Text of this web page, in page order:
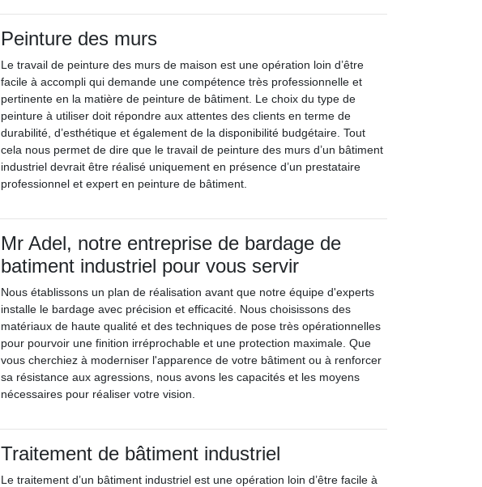
Peinture des murs
Le travail de peinture des murs de maison est une opération loin d’être
facile à accompli qui demande une compétence très professionnelle et
pertinente en la matière de peinture de bâtiment. Le choix du type de
peinture à utiliser doit répondre aux attentes des clients en terme de
durabilité, d’esthétique et également de la disponibilité budgétaire. Tout
cela nous permet de dire que le travail de peinture des murs d’un bâtiment
industriel devrait être réalisé uniquement en présence d’un prestataire
professionnel et expert en peinture de bâtiment.
Mr Adel, notre entreprise de bardage de
batiment industriel pour vous servir
Nous établissons un plan de réalisation avant que notre équipe d'experts
installe le bardage avec précision et efficacité. Nous choisissons des
matériaux de haute qualité et des techniques de pose très opérationnelles
pour pourvoir une finition irréprochable et une protection maximale. Que
vous cherchiez à moderniser l'apparence de votre bâtiment ou à renforcer
sa résistance aux agressions, nous avons les capacités et les moyens
nécessaires pour réaliser votre vision.
Traitement de bâtiment industriel
Le traitement d’un bâtiment industriel est une opération loin d’être facile à